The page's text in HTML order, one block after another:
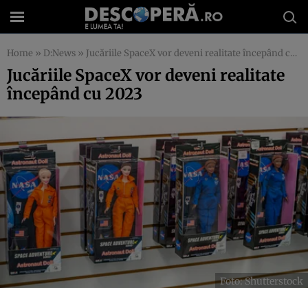
Home » D:News » Jucăriile SpaceX vor deveni realitate începând cu 2023
Jucăriile SpaceX vor deveni realitate
începând cu 2023
Foto: Shutterstock